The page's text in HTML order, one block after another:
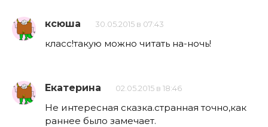
ксюша 30.05.2015 в 07:43
класс!такую можно читать на-ночь!
Екатерина 02.05.2015 в 18:46
Не интересная сказка.странная точно,как
раннее было замечает.